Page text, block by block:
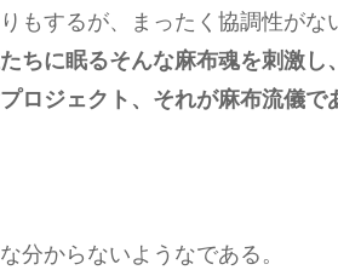
もするが、まったく協調性がな
ちに眠るそんな麻布魂を刺激
ロジェクト、それが麻布流儀で
分からないようなである。